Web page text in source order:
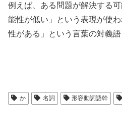
例えば、ある問題が解決する
能性が低い」という表現が使
性がある」という言葉の対義語
か 名詞 形容動詞語幹